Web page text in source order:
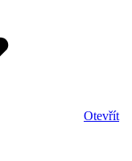
Otevřít